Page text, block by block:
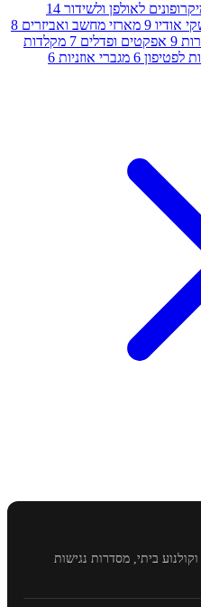
לאולפן ולשידור 14
אודיו 9 מארזי מחשב ואביזרים 8
9 אפקטים ופדלים 7 מקלדות
לפטיפון 6 מגברי אוזניות 6
ביתי, מסדרות נגישות